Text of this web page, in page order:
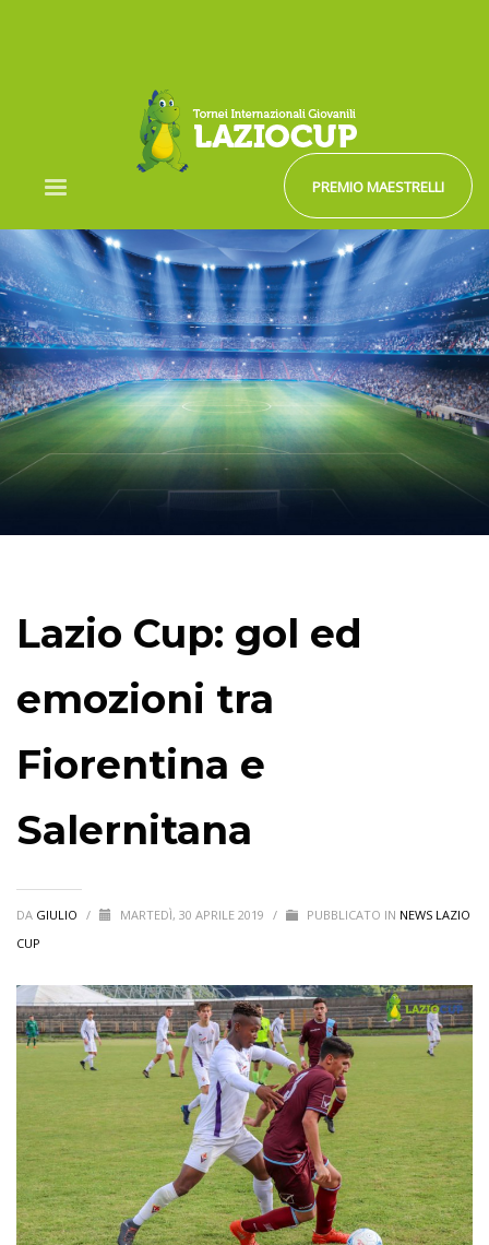
PREMIO MAESTRELLI
Lazio Cup: gol ed
emozioni tra
Fiorentina e
Salernitana
DA GIULIO / MARTEDÌ, 30 APRILE 2019 / PUBBLICATO IN NEWS LAZIO
CUP